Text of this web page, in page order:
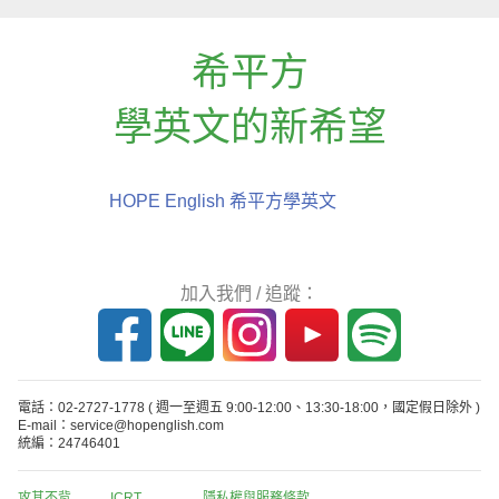
希平方
學英文的新希望
HOPE English 希平方學英文
加入我們 / 追蹤：
電話：02-2727-1778 ( 週一至週五 9:00-12:00、13:30-18:00，國定假日除外 )
E-mail：service@hopenglish.com
統編：24746401